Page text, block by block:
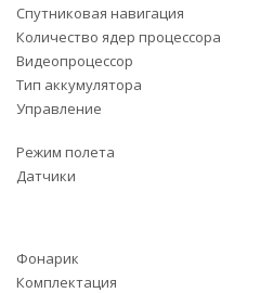
Спутниковая навигация
Количество ядер процессора
Видеопроцессор
Тип аккумулятора
Управление
Режим полета
Датчики
Фонарик
Комплектация